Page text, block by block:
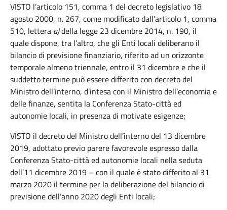
VISTO l’articolo 151, comma 1 del decreto legislativo 18
agosto 2000, n. 267, come modificato dall’articolo 1, comma
510, lettera a)della legge 23 dicembre 2014, n. 190, il
quale dispone, tra l’altro, che gli Enti locali deliberano il
bilancio di previsione finanziario, riferito ad un orizzonte
temporale almeno triennale, entro il 31 dicembre e che il
suddetto termine può essere differito con decreto del
Ministro dell’interno, d’intesa con il Ministro dell’economia e
delle finanze, sentita la Conferenza Stato-città ed
autonomie locali, in presenza di motivate esigenze;
VISTO il decreto del Ministro dell’interno del 13 dicembre
2019, adottato previo parere favorevole espresso dalla
Conferenza Stato-città ed autonomie locali nella seduta
dell’11 dicembre 2019 – con il quale è stato differito al 31
marzo 2020 il termine per la deliberazione del bilancio di
previsione dell’anno 2020 degli Enti locali;